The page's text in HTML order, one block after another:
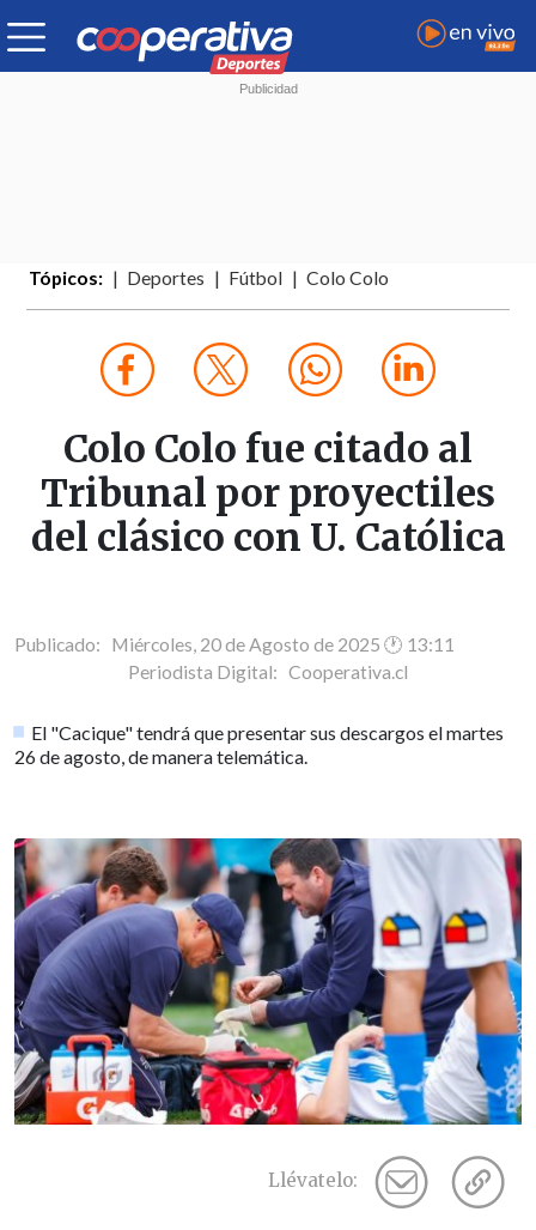
Tópicos: Deportes Fútbol Colo Colo
Colo Colo fue citado al
Tribunal por proyectiles
del clásico con U. Católica
Publicado: Miércoles, 20 de Agosto de 2025 🕐 13:11
Periodista Digital: Cooperativa.cl
El "Cacique" tendrá que presentar sus descargos el martes
26 de agosto, de manera telemática.
Llévatelo: